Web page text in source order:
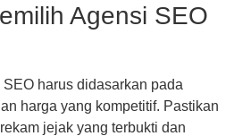
Agensi SEO
harus didasarkan pada
harga yang kompetitif. Pastikan
jejak yang terbukti dan